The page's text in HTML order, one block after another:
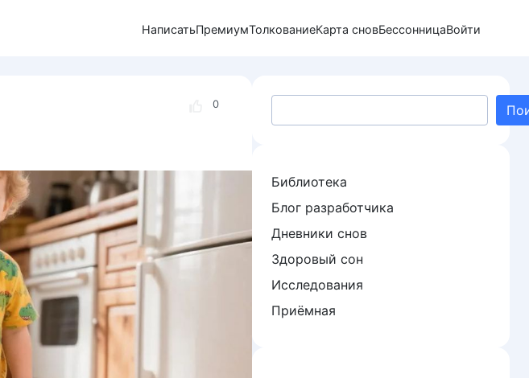
НаписатьПремиумТолкованиеКарта сновБессонницаВойти
0
Библиотека
Блог разработчика
Дневники снов
Здоровый сон
Исследования
Приёмная